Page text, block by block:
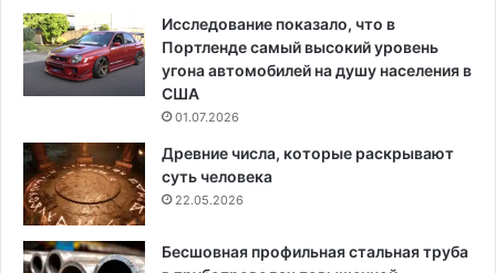
Исследование показало, что в
Портленде самый высокий уровень
угона автомобилей на душу населения в
США
01.07.2026
Древние числа, которые раскрывают
суть человека
22.05.2026
Бесшовная профильная стальная труба